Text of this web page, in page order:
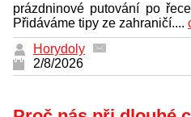
prázdninové putování po
Přidáváme tipy ze zahraničí....
Horydoly
2/8/2026